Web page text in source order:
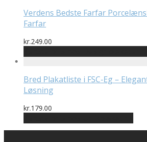
Verdens Bedste Farfar
Farfar
kr.249.00
Bred Plakatliste i FSC-Eg –
Løsning
kr.179.00